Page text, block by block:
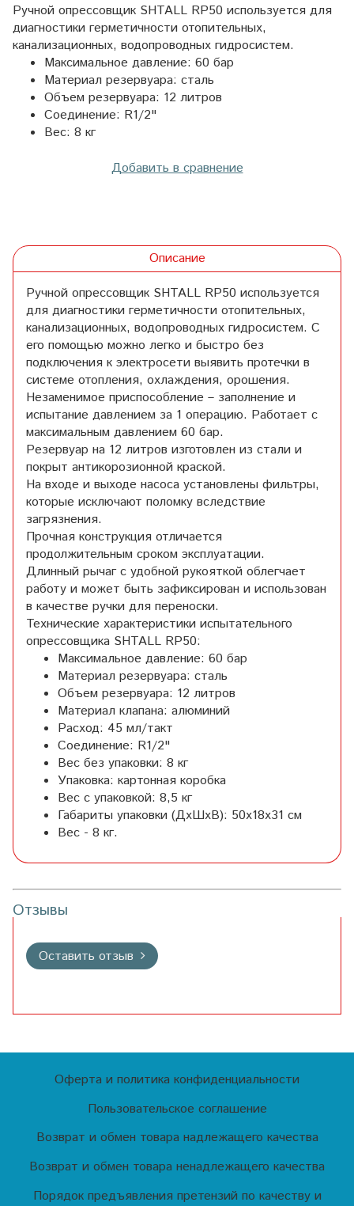
Ручной опрессовщик SHTALL RP50 используется для
диагностики герметичности отопительных,
канализационных, водопроводных гидросистем.
Максимальное давление: 60 бар
Материал резервуара: сталь
Объем резервуара: 12 литров
Соединение: R1/2"
Вес: 8 кг
Добавить в сравнение
Описание
Ручной опрессовщик SHTALL RP50 используется
для диагностики герметичности отопительных,
канализационных, водопроводных гидросистем. С
его помощью можно легко и быстро без
подключения к электросети выявить протечки в
системе отопления, охлаждения, орошения.
Незаменимое приспособление – заполнение и
испытание давлением за 1 операцию. Работает с
максимальным давлением 60 бар.
Резервуар на 12 литров изготовлен из стали и
покрыт антикорозионной краской.
На входе и выходе насоса установлены фильтры,
которые исключают поломку вследствие
загрязнения.
Прочная конструкция отличается
продолжительным сроком эксплуатации.
Длинный рычаг с удобной рукояткой облегчает
работу и может быть зафиксирован и использован
в качестве ручки для переноски.
Технические характеристики испытательного
опрессовщика SHTALL RP50:
Максимальное давление: 60 бар
Материал резервуара: сталь
Объем резервуара: 12 литров
Материал клапана: алюминий
Расход: 45 мл/такт
Соединение: R1/2"
Вес без упаковки: 8 кг
Упаковка: картонная коробка
Вес с упаковкой: 8,5 кг
Габариты упаковки (ДхШхВ): 50х18х31 см
Вес - 8 кг.
Отзывы
Оставить отзыв
Оферта и политика конфиденциальности
Пользовательское соглашение
Возврат и обмен товара надлежащего качества
Возврат и обмен товара ненадлежащего качества
Порядок предъявления претензий по качеству и